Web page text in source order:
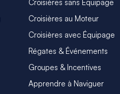
Croisières sans Équipage
Croisières au Moteur
Croisières avec Équipage
Régates & Événements
Groupes & Incentives
Apprendre à Naviguer